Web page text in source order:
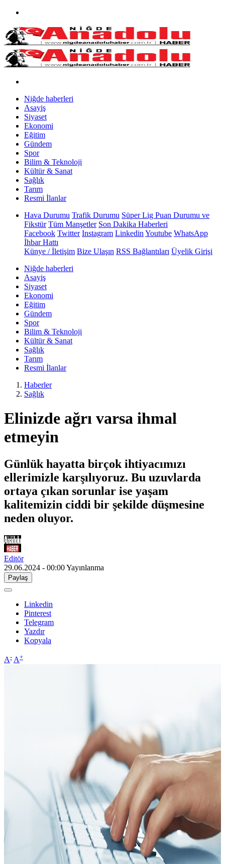
Niğde haberleri
Asayiş
Siyaset
Ekonomi
Eğitim
Gündem
Spor
Bilim & Teknoloji
Kültür & Sanat
Sağlık
Tarım
Resmi İlanlar
Hava Durumu Trafik Durumu Süper Lig Puan Durumu ve
Fikstür Tüm Manşetler Son Dakika Haberleri
Facebook Twitter Instagram Linkedin Youtube WhatsApp
İhbar Hattı
Künye / İletişim Bize Ulaşın RSS Bağlantıları Üyelik Girişi
Niğde haberleri
Asayiş
Siyaset
Ekonomi
Eğitim
Gündem
Spor
Bilim & Teknoloji
Kültür & Sanat
Sağlık
Tarım
Resmi İlanlar
Haberler
Sağlık
Elinizde ağrı varsa ihmal
etmeyin
Günlük hayatta birçok ihtiyacımızı
ellerimizle karşılıyoruz. Bu uzuvlarda
ortaya çıkan sorunlar ise yaşam
kalitemizin ciddi bir şekilde düşmesine
neden oluyor.
Editör
29.06.2024 - 00:00Yayınlanma
Paylaş
Linkedin
Pinterest
Telegram
Yazdır
Kopyala
A- A+